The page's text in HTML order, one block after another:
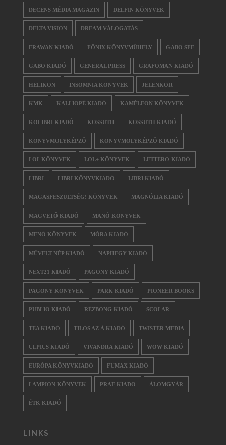
DECENS MÉDIA MAGAZIN DELFIN KÖNYVEK
DELTA VISION DREAM VÁLOGATÁS
ERAWAN KIADÓ FŐNIX KÖNYVMŰHELY GABO SFF
GABO KIADÓ GENERAL PRESS GRAFOMAN KIADÓ
HELIKON INSOMNIA KÖNYVEK JELENKOR
KMK KALLIOPÉ KIADÓ KAMÉLEON KÖNYVEK
KOLIBRI KIADÓ KOSSUTH KOSSUTH KIADÓ
KÖNYVMOLYKÉPZŐ KÖNYVMOLYKÉPZŐ KIADÓ
LOL KÖNYVEK LOL+ KÖNYVEK LETTERO KIADÓ
LIBRI LIBRI KÖNYVKIADÓ LIBRI KIADÓ
MAGASFESZÜLTSÉG! KÖNYVEK MAGNÓLIA KIADÓ
MAGVETŐ KIADÓ MANÓ KÖNYVEK
MENŐ KÖNYVEK MÓRA KIADÓ
MŰVELT NÉP KIADÓ NAPHEGY KIADÓ
NEXT21 KIADÓ PAGONY KIADÓ
PAGONY KÖNYVEK PARK KIADÓ PIONEER BOOKS
PUBLIO KIADÓ RÉZBONG KIADÓ SCOLAR
TEA KIADÓ TILOS AZ Á KIADÓ TWISTER MEDIA
ULPIUS KIADÓ VIVANDRA KIADÓ WOW KIADÓ
EURÓPA KÖNYVKIADÓ FUMAX KIADÓ
LAMPION KÖNYVEK PRAE KIADO ÁLOMGYÁR
ÉTK KIADÓ
LINKS